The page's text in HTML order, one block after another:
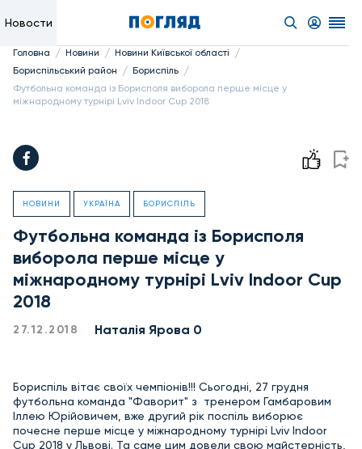
Новости
Головна / Новини / Новини Київської області /
Бориспільський район / Бориспіль /
Футбольна команда із Борисполя виборола перше місце у
міжнародному турнірі Lviv Indoor Cup 2018
НОВИНИ УКРАЇНА БОРИСПІЛЬ
Футбольна команда із Борисполя
виборола перше місце у
міжнародному турнірі Lviv Indoor Cup
2018
27.12.2018 Наталія Ярова 0
Бориспіль вітає своїх чемпіонів!!! Сьогодні, 27 грудня
футбольна команда "Фаворит" з тренером Гамбаровим
Іллею Юрійовичем, вже другий рік поспіль виборює
почесне перше місце у міжнародному турнірі Lviv Indoor
Cup 2018 у Львові. Та саме цим довели свою майстерність,